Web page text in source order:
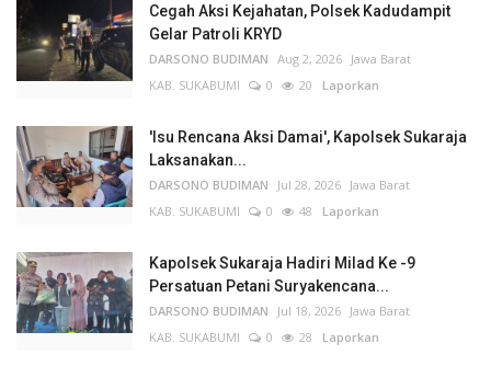
Cegah Aksi Kejahatan, Polsek Kadudampit
Gelar Patroli KRYD
DARSONO BUDIMAN Aug 2, 2026 Jawa Barat
KAB. SUKABUMI
0 20 Laporkan
'Isu Rencana Aksi Damai', Kapolsek Sukaraja
Laksanakan...
DARSONO BUDIMAN Jul 28, 2026 Jawa Barat
KAB. SUKABUMI
0 48 Laporkan
Kapolsek Sukaraja Hadiri Milad Ke -9
Persatuan Petani Suryakencana...
DARSONO BUDIMAN Jul 18, 2026 Jawa Barat
KAB. SUKABUMI
0 28 Laporkan